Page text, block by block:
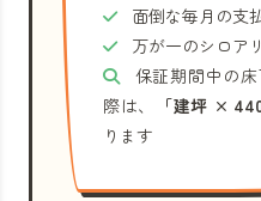
面倒な毎月の支
万が一のシロア
保証期間中の
際は、
「建坪 ×
ります